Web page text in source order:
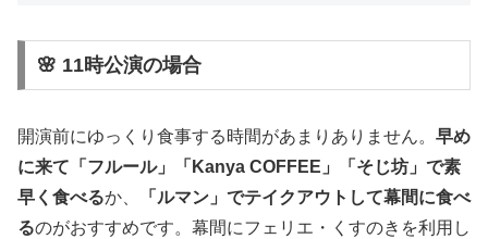
🌸 11時公演の場合
開演前にゆっくり食事する時間があまりありません。 早め
に来て「フルール」「Kanya COFFEE」「そじ坊」で素
早く食べるか、
「ルマン」でテイクアウトして幕間に食べ
るのがおすすめです。幕間にフェリエ・くすのきを利用し